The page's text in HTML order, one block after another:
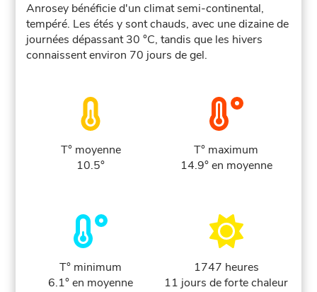
Anrosey bénéficie d'un climat semi-continental,
tempéré. Les étés y sont chauds, avec une dizaine de
journées dépassant 30 °C, tandis que les hivers
connaissent environ 70 jours de gel.
T° moyenne
10.5°
T° maximum
14.9° en moyenne
T° minimum
6.1° en moyenne
1747 heures
11 jours de forte chaleur